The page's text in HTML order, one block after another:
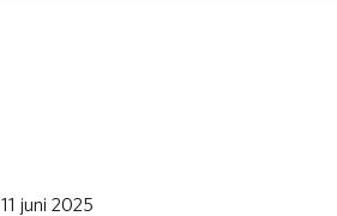
11 juni 2025